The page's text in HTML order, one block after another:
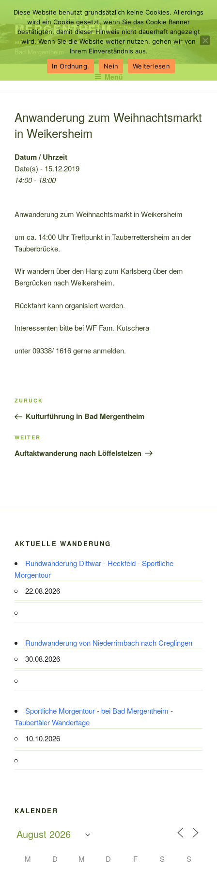
Inhalt
springen
ALBVEREIN BAD
MERGENTHEIM
auf dieser Seite erhalten Sie Informationen über die Ortsgruppe
Bad Mergentheim
Menü
Anwanderung zum Weihnachtsmarkt
in Weikersheim
Datum / Uhrzeit
Date(s) - 15.12.2019
14:00 - 18:00
Anwanderung zum Weihnachtsmarkt in Weikersheim
um ca. 14:00 Uhr Treffpunkt in Tauberrettersheim an der
Tauberbrücke.
Wir wandern über den Hang zum Karlsberg über dem
Bergrücken nach Weikersheim.
Rückfahrt kann organisiert werden.
Interessenten bitte bei WF Fam. Kutschera
unter 09338/ 1616 gerne anmelden.
Beitragsnavigation
Vorheriger
Beitrag
ZURÜCK
Kulturführung in Bad Mergentheim
Nächster
Beitrag
WEITER
Auftaktwanderung nach Löffelstelzen
AKTUELLE WANDERUNG
Rundwanderung Dittwar - Heckfeld - Sportliche
Morgentour
22.08.2026
Rundwanderung von Niederrimbach nach Creglingen
30.08.2026
Sportliche Morgentour - bei Bad Mergentheim -
Taubertäler Wandertage
10.10.2026
KALENDER
M D M D F S S
Diese Website benutzt grundsätzlich keine Cookies. Allerdings
wird ein Cookie gesetzt, wenn Sie das Cookie Banner
bestätigten, damit dieser Hinweis nicht dauerhaft angezeigt
wird. Wenn Sie die Website weiter nutzen, gehen wir von
Ihrem Einverständnis aus.
In Ordnung.
Nein Weiterlesen